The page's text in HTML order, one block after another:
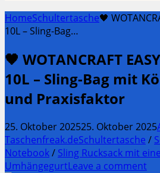
HomeSchultertasche🖤
10L – Sling-Bag…
🖤 WOTANCRAFT
10L – Sling-Bag mit
und Praxisfaktor
25. Oktober 202525. Oktober 2025
Taschenfreak.deSchultertasche /
Notebook/ Sling Rucksack mit
UmhängegurtLeave a comment